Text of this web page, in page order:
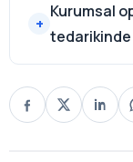
Kurumsal
tedarikinde